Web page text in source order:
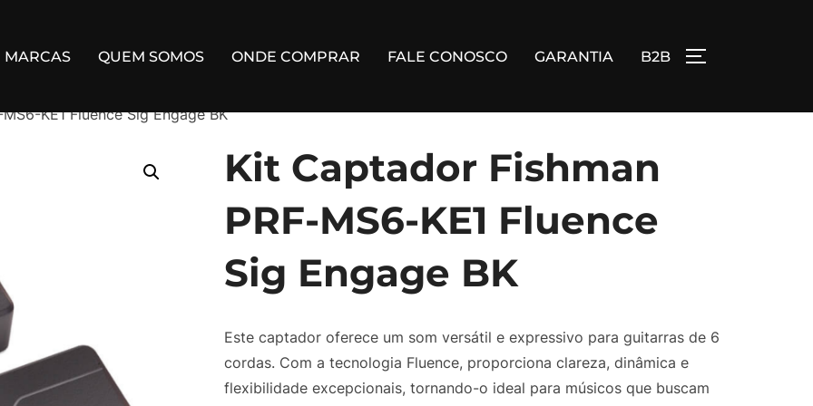
MARCAS QUEM SOMOS ONDE COMPRAR FALE CONOSCO GARANTIA B2B ALTERNAR
KE1 Fluence Sig Engage BK
Kit Captador Fishman
PRF-MS6-KE1 Fluence
Sig Engage BK
Este captador oferece um som versátil e expressivo para guitarras de 6
cordas. Com a tecnologia Fluence, proporciona clareza, dinâmica e
flexibilidade excepcionais, tornando-o ideal para músicos que buscam